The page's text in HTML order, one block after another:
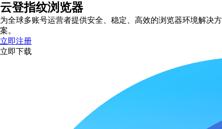
云登指纹浏览器
为全球多账号运营者提供安全、稳定、高效的浏览器环境解决方
案。
立即注册
立即下载